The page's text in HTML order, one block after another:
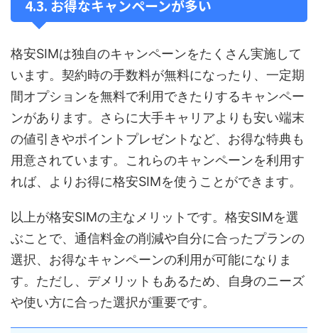
4.3. お得なキャンペーンが多い
格安SIMは独自のキャンペーンをたくさん実施して
います。契約時の手数料が無料になったり、一定期
間オプションを無料で利用できたりするキャンペー
ンがあります。さらに大手キャリアよりも安い端末
の値引きやポイントプレゼントなど、お得な特典も
用意されています。これらのキャンペーンを利用す
れば、よりお得に格安SIMを使うことができます。
以上が格安SIMの主なメリットです。格安SIMを選
ぶことで、通信料金の削減や自分に合ったプランの
選択、お得なキャンペーンの利用が可能になりま
す。ただし、デメリットもあるため、自身のニーズ
や使い方に合った選択が重要です。